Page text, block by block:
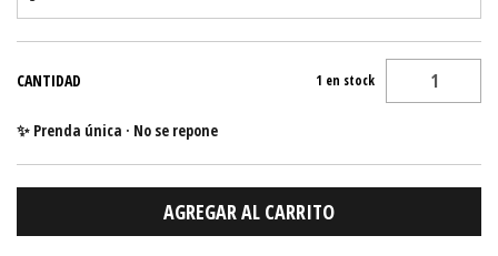
CANTIDAD 1 en stock
✨ Prenda única · No se repone